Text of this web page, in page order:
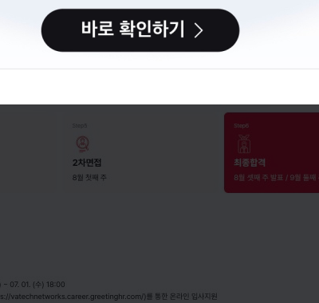
다음에 할게요